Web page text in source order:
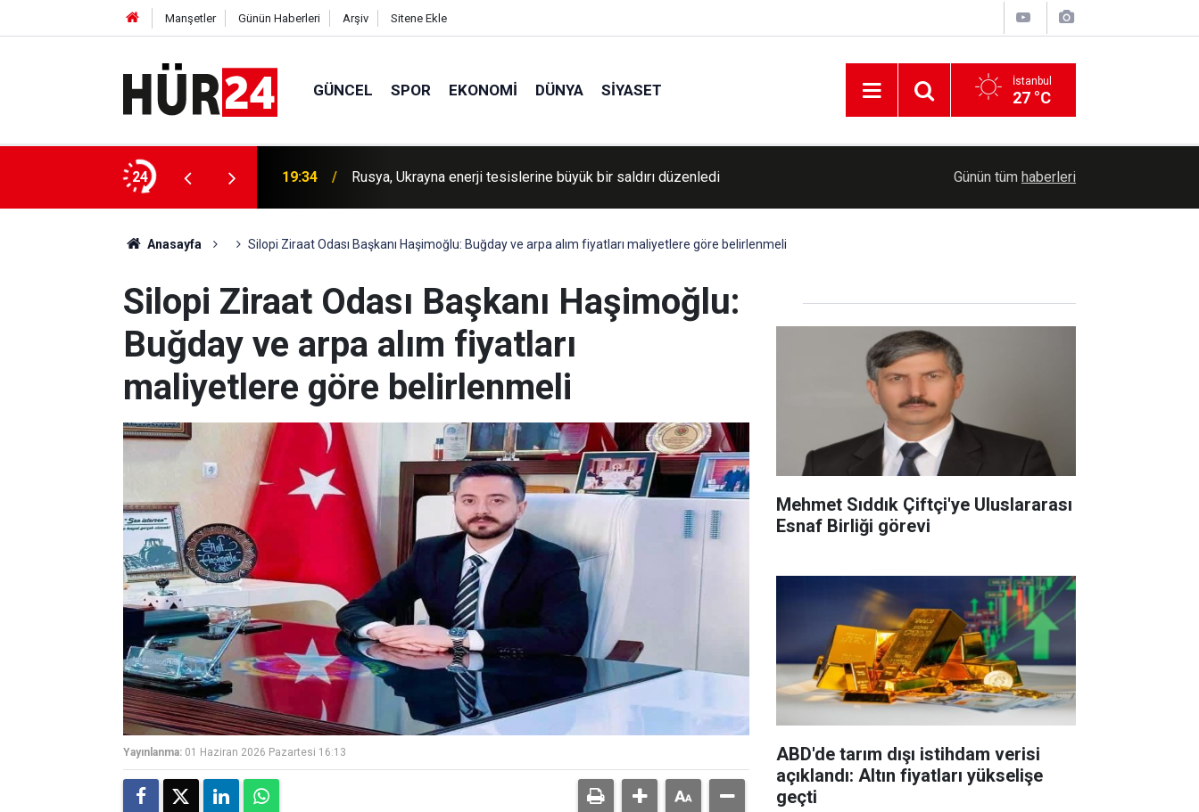
Manşetler Günün Haberleri Arşiv Sitene Ekle
GÜNCEL SPOR EKONOMI DÜNYA SIYASET İstanbul
27 °C
24
İzmir'de esnafı ziyaret etti 19:34 Rusya, Ukrayna enerji tesislerine büyük bir saldırı düzenledi HÜDA PAR Genel Sekreteri Yılmaz, İZOTO'yu
Günün tüm haberleri
Anasayfa Silopi Ziraat Odası Başkanı Haşimoğlu: Buğday ve arpa alım fiyatları maliyetlere göre belirlenmeli
Silopi Ziraat Odası Başkanı Haşimoğlu:
Buğday ve arpa alım fiyatları
maliyetlere göre belirlenmeli
Yayınlanma: 01 Haziran 2026 Pazartesi 16:13
Mehmet Sıddık Çiftçi'ye Uluslararası
Esnaf Birliği görevi
ABD'de tarım dışı istihdam verisi
açıklandı: Altın fiyatları yükselişe
geçti